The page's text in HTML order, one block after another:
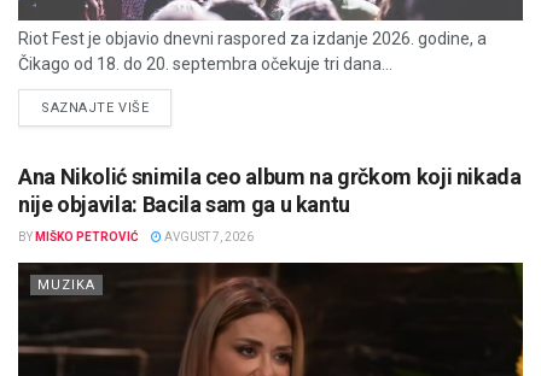
Riot Fest je objavio dnevni raspored za izdanje 2026. godine, a
Čikago od 18. do 20. septembra očekuje tri dana...
SAZNAJTE VIŠEDETAILS
Ana Nikolić snimila ceo album na grčkom koji nikada
nije objavila: Bacila sam ga u kantu
BY MIŠKO PETROVIĆ AVGUST 7, 2026
MUZIKA